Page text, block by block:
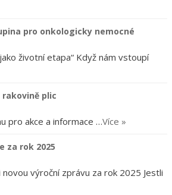
pro onkologicky nemocné
životní etapa“ Když nám vstoupí
rakovině plic
pro akce a informace …Více »
za rok 2025
výroční zprávu za rok 2025 Jestli